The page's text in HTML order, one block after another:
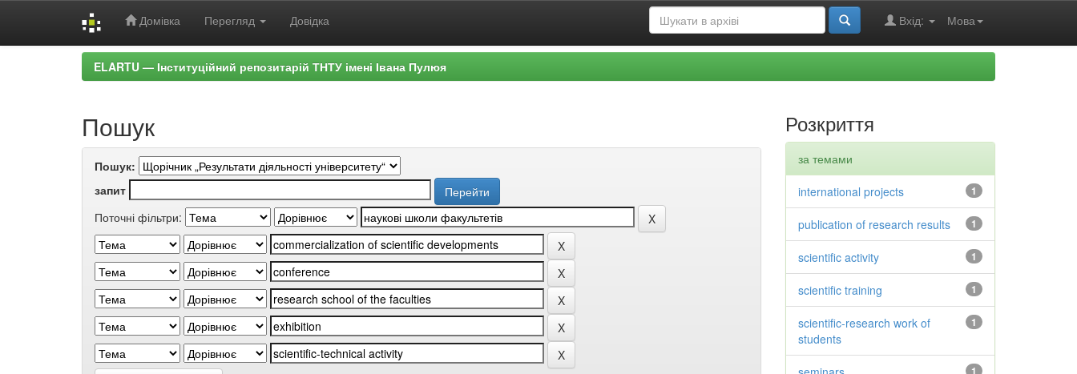
Домівка Перегляд Довідка Мова
Вхід:
ELARTU — Інституційний репозитарій ТНТУ імені Івана Пулюя
Пошук
Пошук:
запит
Поточні фільтри:
Розкриття
за темами
1
international projects
1
publication of research results
1
scientific activity
1
scientific training
1
scientific-research work of
students
1